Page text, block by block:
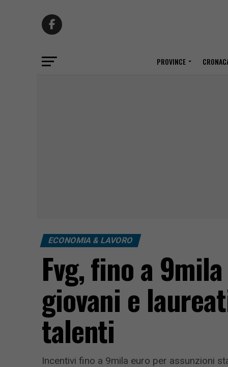
PROVINCE
ECONOMIA & LAVORO
Fvg, fino a
giovani e
talenti
Incentivi fino a 9mila euro per assunzioni